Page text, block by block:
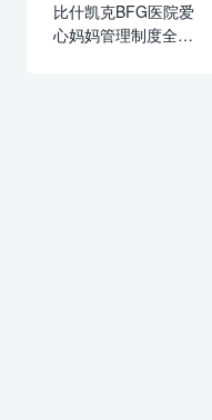
比什凯克BFG医院爱
心妈妈管理制度全解